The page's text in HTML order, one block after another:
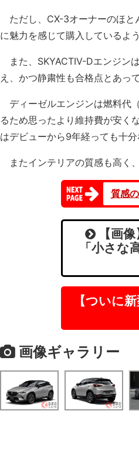
ただし、CX-3オーナーのほと
に魅力を感じて購入しているよう
また、SKYACTIV-Dエンジン
え、かつ静粛性も合格点とあっ
ディーゼルエンジンは燃料代
るため思ったより維持費が安く
はデビューから9年経っても十
またインテリアの質感も高く
質感
【画
「小さな
【ついに
画像ギャラリー